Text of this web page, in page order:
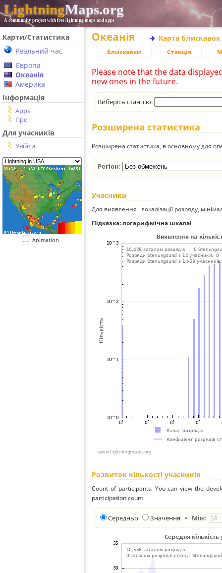
LightningMaps.org
A community project with free lightning maps and apps
Карти/Статистика
Реальний час
Європа
Океанія
Америка
Інформація
Apps
Про
Для учасників
Увійти
Animation
Океанія Карта
Блискавки Станція
Please note that the data
new ones in the future.
Виберіть станцію:
Розширена статистика
Розширена статистика, в основному для
Регіон:
Учасники
Для виявлення і локалізації розряду,
Підказка: логарифмічна шкала!
Розвиток кількості учасників
Count of participants. You can view the
participation count.
Середньо Значення • Мін: